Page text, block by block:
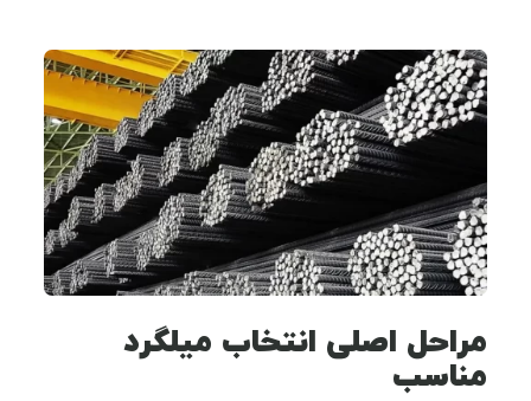
مراحل اصلی انتخاب میلگرد
مناسب